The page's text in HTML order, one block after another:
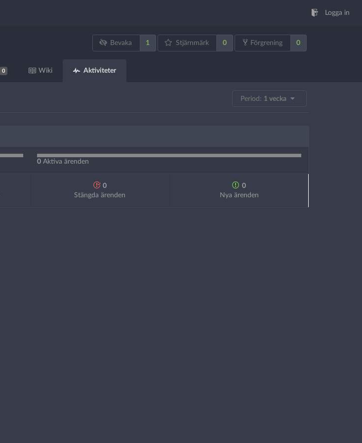
Logga in
Bevaka 1 Stjärnmärk 0 Förgrening 0
0 Wiki Aktiviteter
Period: 1 vecka
0 Aktiva ärenden
0
Stängda ärenden
0
Nya ärenden